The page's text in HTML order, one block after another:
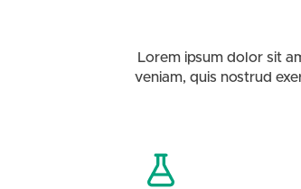
Lorem ipsum dolor sit
veniam, quis nostrud